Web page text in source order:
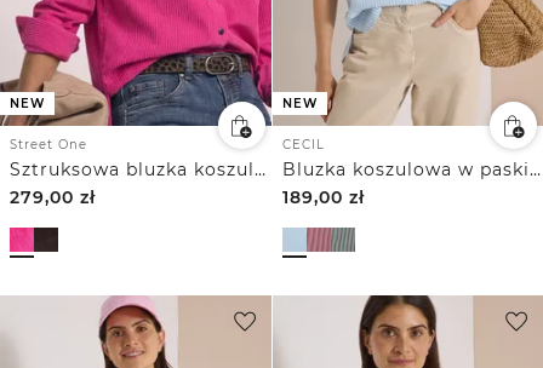
NEW
Street One
Sztruksowa bluzka koszulowa zapinana na guziki
279,00 zł
NEW
CECIL
Bluzka koszulowa w paski z rękawem 3/4
189,00 zł